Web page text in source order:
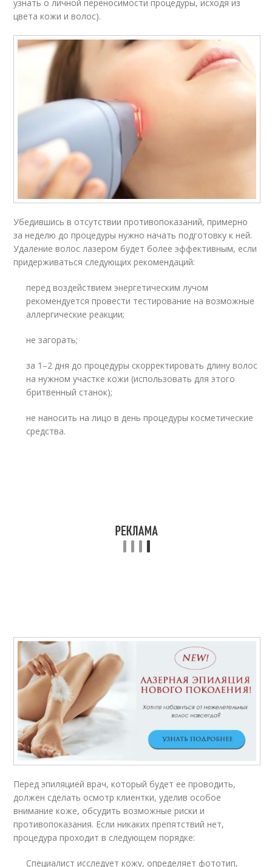
узнать о личной переносимости процедуры, исходя из
цвета кожи и волос).
Убедившись в отсутствии противопоказаний, примерно
за неделю до процедуры нужно начать подготовку к ней.
Удаление волос лазером будет более эффективным, если
придерживаться следующих рекомендаций:
перед воздействием энергетическим лучом
рекомендуется провести тестирование на возможные
аллергические реакции;
не загорать;
за 1–2 дня до процедуры скорректировать длину волос
на нужном участке кожи (использовать для этого
бритвенный станок);
не наносить на лицо в день процедуры косметические
средства.
Перед эпиляцией врач, который будет ее проводить,
должен сделать осмотр клиентки, уделив особое
внимание коже, обсудить возможные риски и
противопоказания. Если никаких препятствий нет,
процедура проходит в следующем порядке:
Специалист исследует кожу, определяет фототип,